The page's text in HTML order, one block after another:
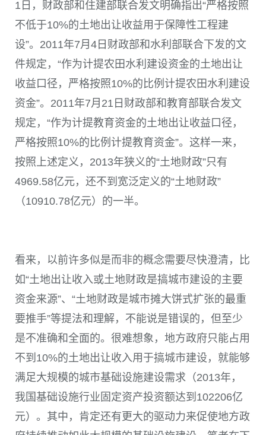
1日，财政部和住建部联合发文明确指出“严格按照
不低于10%的土地出让收益用于保障性工程建
设”。2011年7月4日财政部和水利部联合下发的文
件规定，“作为计提农田水利建设资金的土地出让
收益口径，严格按照10%的比例计提农田水利建设
资金”。2011年7月21日财政部和教育部联合发文
规定，“作为计提教育资金的土地出让收益口径，
严格按照10%的比例计提教育资金”。这样一来，
按照上述定义，2013年狭义的“土地财政”只有
4969.58亿元，还不到宽泛定义的“土地财政”
（10910.78亿元）的一半。
看来，以前许多似是而非的概念需要尽快澄清，比
如“土地出让收入或土地财政是搞城市建设的主要
资金来源”、“土地财政是城市摊大饼式扩张的最重
要推手”等提法和理解，不能说是错误的，但至少
是不准确和全面的。很难想象，地方政府只能占用
不到10%的土地出让收入用于搞城市建设，就能够
满足大规模的城市基础设施建设需求（2013年，
我国基础设施行业固定资产投资额达到102206亿
元）。其中，肯定还有更大的驱动力来促使地方政